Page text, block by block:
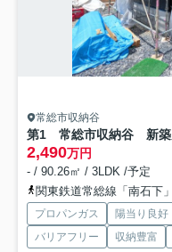
常総市収納谷
第1 常総市収納谷 新
2,490万円
- / 90.26㎡ / 3LDK /予定
関東鉄道常総線「南石下
プロパンガス 陽当り良好
バリアフリー
収納豊富